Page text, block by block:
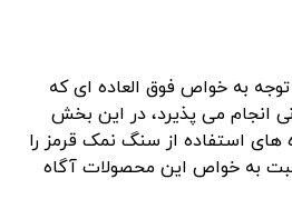
به خواص فوق العاده ای که
انجام می پذیرد، در این بخش
های استفاده از سنگ نمک قرمز را
به خواص این محصولات آگاه